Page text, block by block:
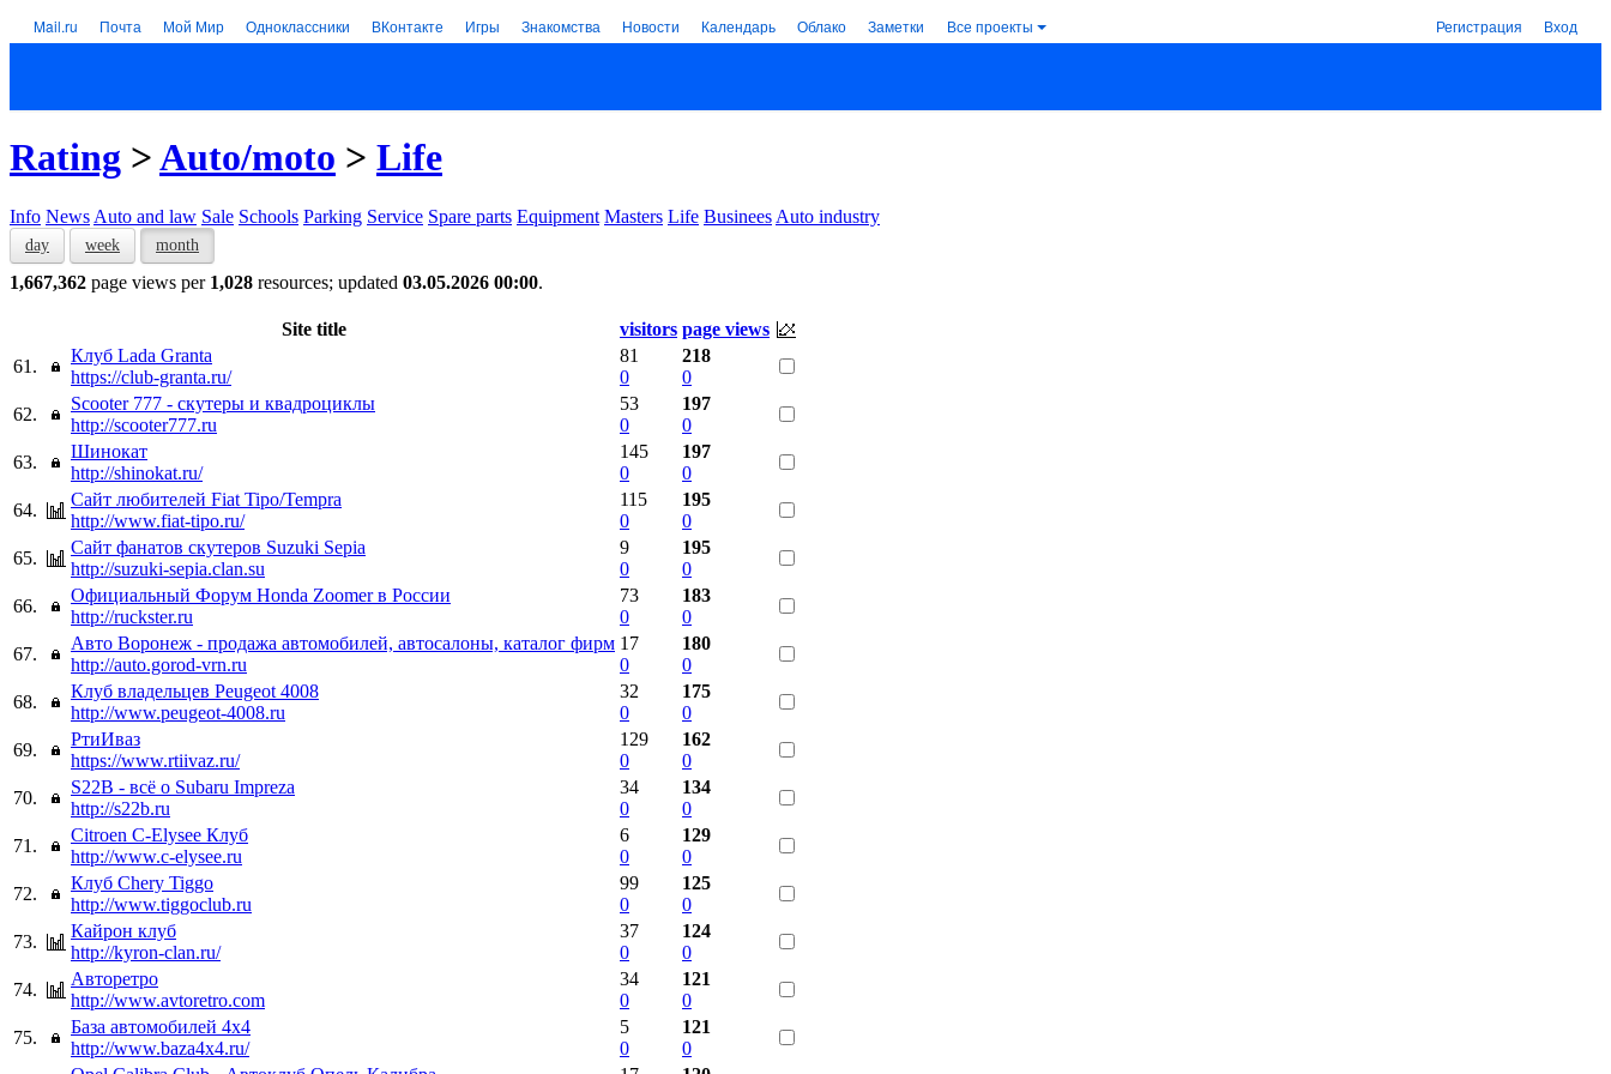
Mail.ru Почта Мой Мир Одноклассники ВКонтакте Игры Знакомства Новости Календарь Облако Заметки Все проекты Регистрация Вход
Rating >Auto/moto > Life
Info News Auto and law Sale Schools Parking Service Spare parts Equipment Masters Life Businees Auto industry
day week month
1,667,362 page views per 1,028 resources; updated 03.05.2026 00:00.
Site title visitors page views
61.
Клуб Lada Granta
https://club-granta.ru/
81
0
218
0
62.
Scooter 777 - скутеры и квадроциклы
http://scooter777.ru
53
0
197
0
63.
Шинокат
http://shinokat.ru/
145
0
197
0
64.
Сайт любителей Fiat Tipo/Tempra
http://www.fiat-tipo.ru/
115
0
195
0
65.
Сайт фанатов скутеров Suzuki Sepia
http://suzuki-sepia.clan.su
9
0
195
0
66.
Официальный Форум Honda Zoomer в России
http://ruckster.ru
73
0
183
0
67.
Авто Воронеж - продажа автомобилей, автосалоны, каталог фирм
http://auto.gorod-vrn.ru
17
0
180
0
68.
Клуб владельцев Peugeot 4008
http://www.peugeot-4008.ru
32
0
175
0
69.
РтиИваз
https://www.rtiivaz.ru/
129
0
162
0
70.
S22B - всё о Subaru Impreza
http://s22b.ru
34
0
134
0
71.
Citroen C-Elysee Клуб
http://www.c-elysee.ru
6
0
129
0
72.
Клуб Chery Tiggo
http://www.tiggoclub.ru
99
0
125
0
73.
Кайрон клуб
http://kyron-clan.ru/
37
0
124
0
74.
Авторетро
http://www.avtoretro.com
34
0
121
0
75.
База автомобилей 4x4
http://www.baza4x4.ru/
5
0
121
0